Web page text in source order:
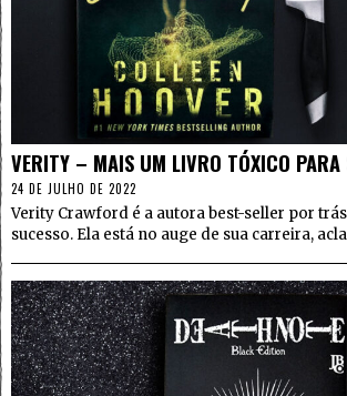
VERITY – MAIS UM LIVRO TÓXICO PARA
24 DE JULHO DE 2022
Verity Crawford é a autora best-seller por
sucesso. Ela está no auge de sua carreira,